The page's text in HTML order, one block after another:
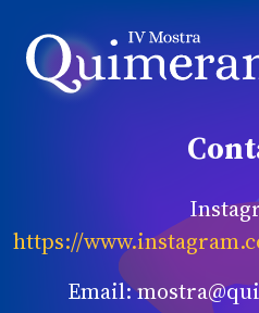
https://
Email: